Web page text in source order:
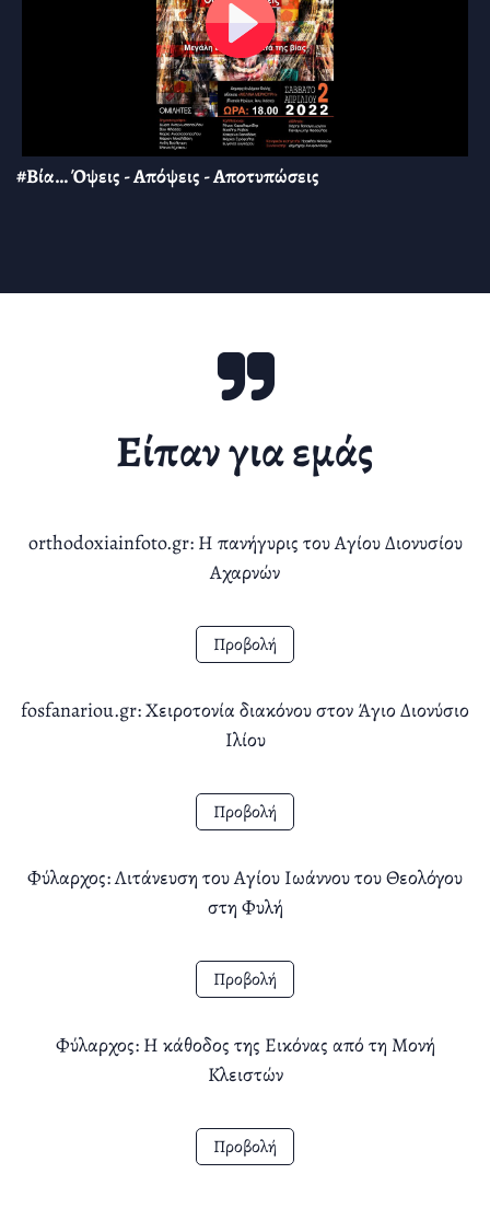
#Βία… Όψεις - Απόψεις - Αποτυπώσεις
Είπαν για εμάς
orthodoxiainfoto.gr: Η πανήγυρις του Αγίου Διονυσίου
Αχαρνών
Προβολή
fosfanariou.gr: Χειροτονία διακόνου στον Άγιο Διονύσιο
Ιλίου
Προβολή
Φύλαρχος: Λιτάνευση του Αγίου Ιωάννου του Θεολόγου
στη Φυλή
Προβολή
Φύλαρχος: Η κάθοδος της Εικόνας από τη Μονή
Κλειστών
Προβολή